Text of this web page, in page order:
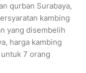
qurban Surabaya,
kambing
yang disembelih
harga kambing
7 orang